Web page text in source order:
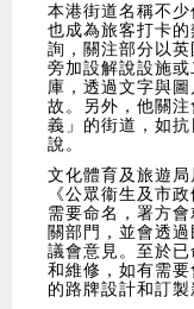
本港街道名稱不
也成為旅客打卡
詢，關注部分以
旁加設解說設施
庫，透過文字與
故。另外，他關
義」的街道，如
說。
文化體育及旅遊
《公眾衞生及市
需要命名，署方
關部門，並會透
議會意見。至於
和維修，如有需
的路牌設計和訂製